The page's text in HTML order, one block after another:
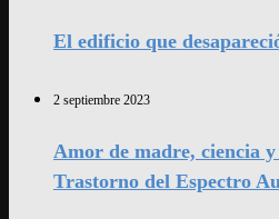
El edificio que
2 septiembre 2023
Amor de madre, ciencia
Trastorno del Espectro